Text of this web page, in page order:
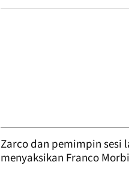
Zarco dan pemimpin sesi
menyaksikan Franco